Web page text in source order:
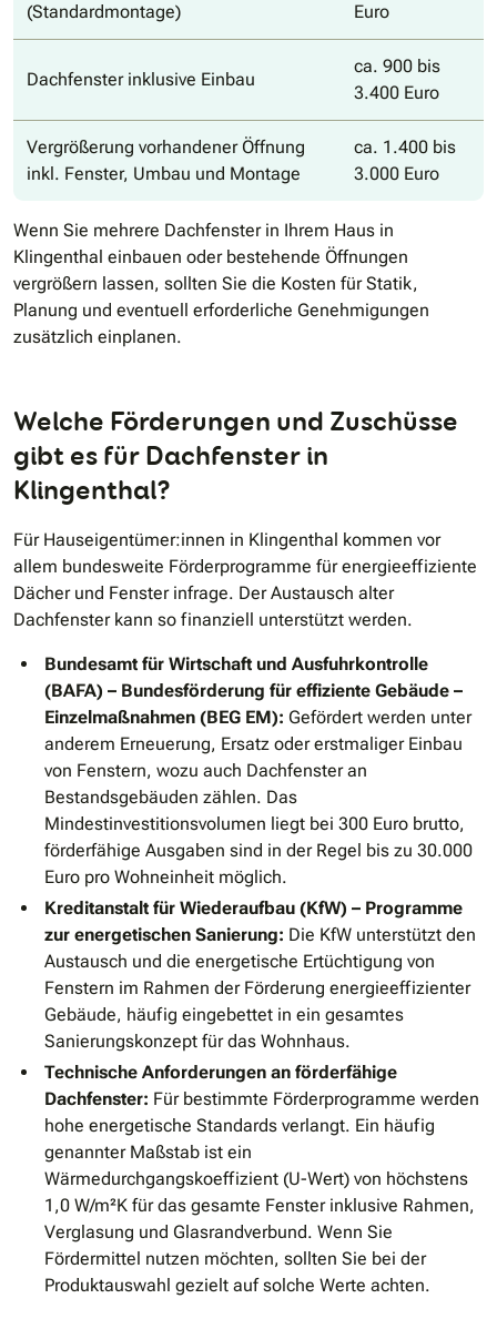
(Standardmontage)
Euro
Dachfenster inklusive Einbau
ca. 900 bis
3.400 Euro
Vergrößerung vorhandener Öffnung
inkl. Fenster, Umbau und Montage
ca. 1.400 bis
3.000 Euro
Wenn Sie mehrere Dachfenster in Ihrem Haus in
Klingenthal einbauen oder bestehende Öffnungen
vergrößern lassen, sollten Sie die Kosten für Statik,
Planung und eventuell erforderliche Genehmigungen
zusätzlich einplanen.
Welche Förderungen und Zuschüsse
gibt es für Dachfenster in
Klingenthal?
Für Hauseigentümer:innen in Klingenthal kommen vor
allem bundesweite Förderprogramme für energieeffiziente
Dächer und Fenster infrage. Der Austausch alter
Dachfenster kann so finanziell unterstützt werden.
Bundesamt für Wirtschaft und Ausfuhrkontrolle
(BAFA) – Bundesförderung für effiziente Gebäude –
Einzelmaßnahmen (BEG EM): Gefördert werden unter
anderem Erneuerung, Ersatz oder erstmaliger Einbau
von Fenstern, wozu auch Dachfenster an
Bestandsgebäuden zählen. Das
Mindestinvestitionsvolumen liegt bei 300 Euro brutto,
förderfähige Ausgaben sind in der Regel bis zu 30.000
Euro pro Wohneinheit möglich.
Kreditanstalt für Wiederaufbau (KfW) – Programme
zur energetischen Sanierung: Die KfW unterstützt den
Austausch und die energetische Ertüchtigung von
Fenstern im Rahmen der Förderung energieeffizienter
Gebäude, häufig eingebettet in ein gesamtes
Sanierungskonzept für das Wohnhaus.
Technische Anforderungen an förderfähige
Dachfenster: Für bestimmte Förderprogramme werden
hohe energetische Standards verlangt. Ein häufig
genannter Maßstab ist ein
Wärmedurchgangskoeffizient (U-Wert) von höchstens
1,0 W/m²K für das gesamte Fenster inklusive Rahmen,
Verglasung und Glasrandverbund. Wenn Sie
Fördermittel nutzen möchten, sollten Sie bei der
Produktauswahl gezielt auf solche Werte achten.